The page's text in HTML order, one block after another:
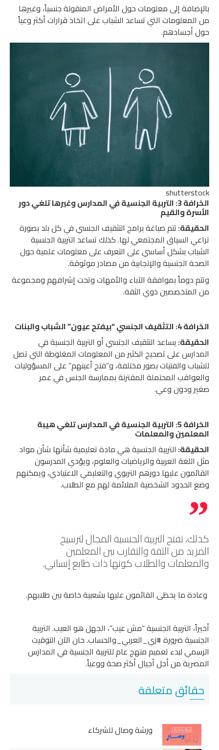
بالإضافة إلى معلومات حول الأمراض المنقولة جنسياً، وغيرها
من المعلومات التي تساعد الشباب على اتخاذ قرارات أكثر وعياً
حول أجسادهم.
shutterstock
الخرافة 3: التربية الجنسية في المدارس وغيرها تلغي دور
الأسرة والقيم
الحقيقة:تتم صياغة برامج التثقيف الجنسي في كل بلد بصورة
تراعي السياق المجتمعي لها. كذلك تساعد التربية الجنسية
الشباب بشكل أساسي على التعرف على معلومات علمية حول
الصحة الجنسية والإنجابية من مصادر موثوقة.
وتتم دوماً بموافقة الآباء والأمهات وتحت إشرافهم ومجموعة
من المتخصصين ذوي الثقة.
الخرافة 4: التثقيف الجنسي “بيفتح عيون” الشباب والبنات
الحقيقة:يساعد التثقيف الجنسي أو التربية الجنسية في
المدارس على تصحيح الكثير من المعلومات المغلوطة التي تصل
للشباب والفتيات بصور مختلفة، و”فتح أعينهم” على المسؤوليات
والعواقب المحتملة المقترنة بممارسة الجنس في عمر
صغير ودون وعي.
الخرافة 5: التربية الجنسية في المدارس تلغي هيبة
المعلمين والمعلمات
الحقيقة: التربية الجنسية هي مادة تعليمية شأنها شأن مواد
مثل اللغة العربية والرياضيات والعلوم، ويؤدي المدرسون
القائمون عليها دورهم التربوي والتعليمي الاعتيادي، ويمكنهم
وضع الحدود الشخصية الملائمة لهم مع الطلاب.
كذلك، تفتح التربية الجنسية المجال لترسيخ
المزيد من الثقة والتقارب بين المعلمين
والمعلمات والطلاب كونها ذات طابع إنساني.
وعادة ما يحظى القائمون عليها بشعبية خاصة بين طلابهم.
أخيراً، التربية الجنسية “مش عيب”، الجهل هو العيب. التربية
الجنسية ضرورة #زي_العربي_والحساب. حان الآن التوقيت
الرسمي لبدء تعميم منهج عام للتربية الجنسية في المدارس
المصرية من أجل أجيال أكثر صحة ووعياً.
حقائق متعلقة
ورشة وصال للشركاء